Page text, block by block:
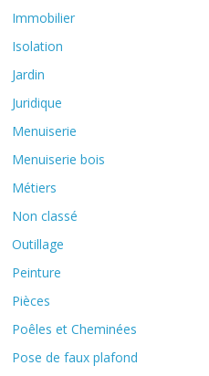
Immobilier
Isolation
Jardin
Juridique
Menuiserie
Menuiserie bois
Métiers
Non classé
Outillage
Peinture
Pièces
Poêles et Cheminées
Pose de faux plafond